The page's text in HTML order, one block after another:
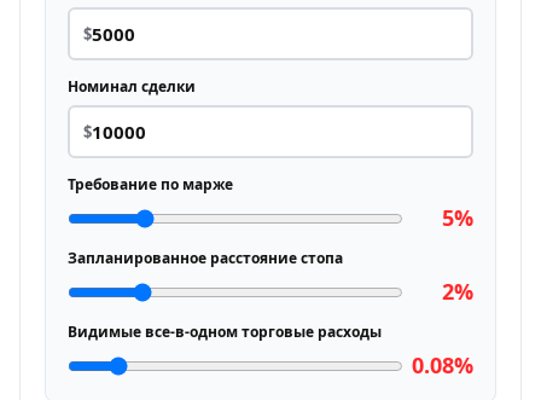
$
Номинал сделки
$
Требование по марже
5%
Запланированное расстояние стопа
2%
Видимые все-в-одном торговые расходы
0.08%